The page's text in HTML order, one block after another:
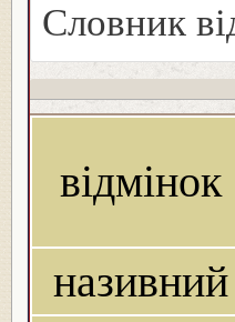
Словник
відмінок
називний